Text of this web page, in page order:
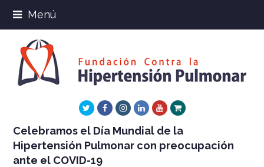
Menú
TwitterFacebookInstagram
LinkedInYoutube
Xing
Celebramos el Día Mundial de la
Hipertensión Pulmonar con preocupación
ante el COVID-19